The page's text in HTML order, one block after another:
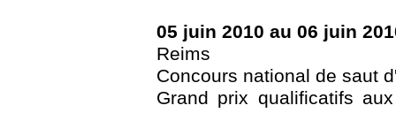
05 juin 2010 au 06 juin
Reims
Concours national de saut
Grand prix qualificatifs